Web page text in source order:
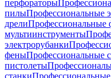
перфораторы
пилыПрофессиональные
дрелиПрофессиональные
мультиинструменты
электрорубанки
феныПрофессиональные
пистолеты
станкиПрофессиональные